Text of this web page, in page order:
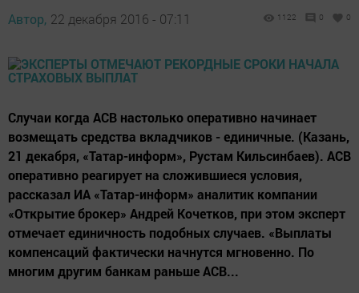
Автор, 22 декабря 2016 - 07:11 1122 0 0
Случаи когда АСВ настолько оперативно начинает
возмещать средства вкладчиков - единичные. (Казань,
21 декабря, «Татар-информ», Рустам Кильсинбаев). АСВ
оперативно реагирует на сложившиеся условия,
рассказал ИА «Татар-информ» аналитик компании
«Открытие брокер» Андрей Кочетков, при этом эксперт
отмечает единичность подобных случаев. «Выплаты
компенсаций фактически начнутся мгновенно. По
многим другим банкам раньше АСВ...